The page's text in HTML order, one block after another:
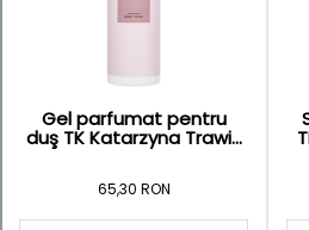
Gel parfumat pentru
duş TK Katarzyna Trawi...
65,30 RON